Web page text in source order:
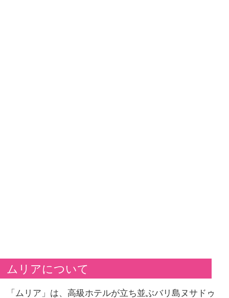
ムリアについて
「ムリア」は、高級ホテルが立ち並ぶバリ島ヌサドゥ